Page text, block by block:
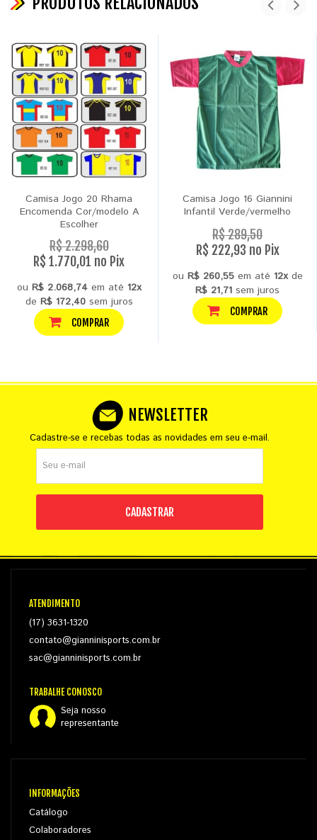
Camisa Jogo 20 Rhama
Encomenda Cor/modelo A
Escolher
R$ 2.298,60
R$ 1.770,01 no Pix
ou R$ 2.068,74em até 12x
de R$ 172,40sem juros
COMPRAR
Camisa Jogo 16 Giannini
Infantil Verde/vermelho
R$ 289,50
R$ 222,93 no Pix
ou R$ 260,55em até 12xde
R$ 21,71 sem juros
COMPRAR
NEWSLETTER
Cadastre-se e recebas todas as novidades em seu e-mail.
CADASTRAR
ATENDIMENTO
(17) 3631-1320
contato@gianninisports.com.br
sac@gianninisports.com.br
TRABALHE CONOSCO
Seja nosso
representante
INFORMAÇÕES
Catálogo
Colaboradores